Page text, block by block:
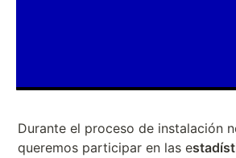
Durante el proceso de instalación
queremos participar en las e